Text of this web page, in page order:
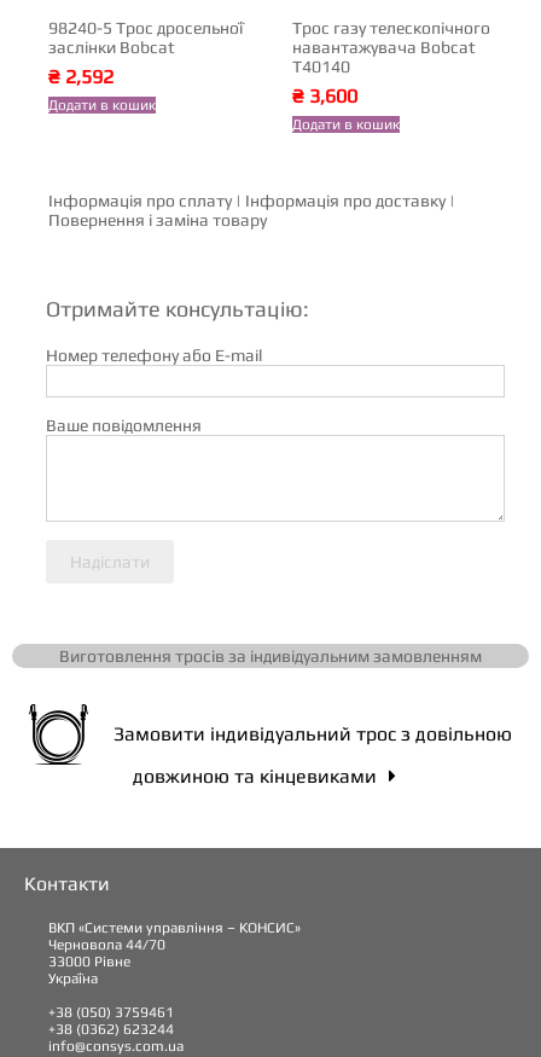
98240-5 Трос дросельної
заслінки Bobcat
₴ 2,592
Додати в кошик
Трос газу телескопічного
навантажувача Bobcat
T40140
₴ 3,600
Додати в кошик
Інформація про сплату| Інформація про доставку|
Повернення і заміна товару
Отримайте консультацію:
Номер телефону або E-mail
Ваше повідомлення
Надіслати
Виготовлення тросів за індивідуальним замовленням
Замовити індивідуальний трос з довільною
довжиною та кінцевиками

Контакти
ВКП «Системи управління – КОНСИС»
Черновола 44/70
33000 Рівне
Україна
+38 (050) 3759461
+38 (0362) 623244
info@consys.com.ua